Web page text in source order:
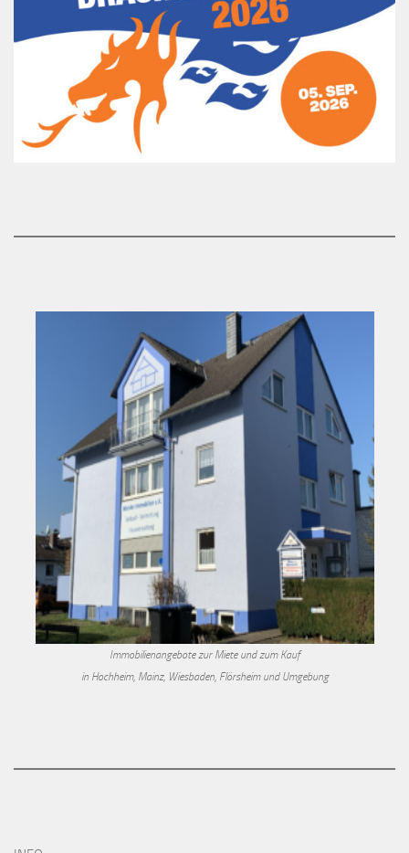
Immobilienangebote zur Miete und zum Kauf
in Hochheim, Mainz, Wiesbaden, Flörsheim und Umgebung